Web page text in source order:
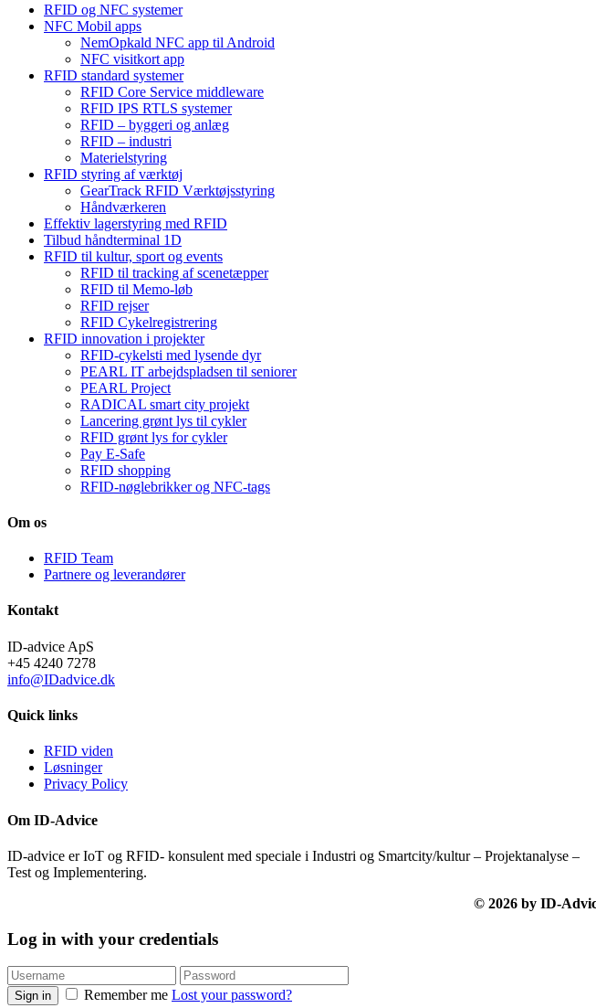
RFID og NFC systemer
NFC Mobil apps
NemOpkald NFC app til Android
NFC visitkort app
RFID standard systemer
RFID Core Service middleware
RFID IPS RTLS systemer
RFID – byggeri og anlæg
RFID – industri
Materielstyring
RFID styring af værktøj
GearTrack RFID Værktøjsstyring
Håndværkeren
Effektiv lagerstyring med RFID
Tilbud håndterminal 1D
RFID til kultur, sport og events
RFID til tracking af scenetæpper
RFID til Memo-løb
RFID rejser
RFID Cykelregistrering
RFID innovation i projekter
RFID-cykelsti med lysende dyr
PEARL IT arbejdspladsen til seniorer
PEARL Project
RADICAL smart city projekt
Lancering grønt lys til cykler
RFID grønt lys for cykler
Pay E-Safe
RFID shopping
RFID-nøglebrikker og NFC-tags
Om os
RFID Team
Partnere og leverandører
Kontakt
ID-advice ApS
+45 4240 7278
info@IDadvice.dk
Quick links
RFID viden
Løsninger
Privacy Policy
Om ID-Advice
ID-advice er IoT og RFID- konsulent med speciale i Industri og Smartcity/kultur – Projektanalyse –
Test og Implementering.
© 2026 by ID-
Log in with your credentials
Sign in Remember me Lost your password?